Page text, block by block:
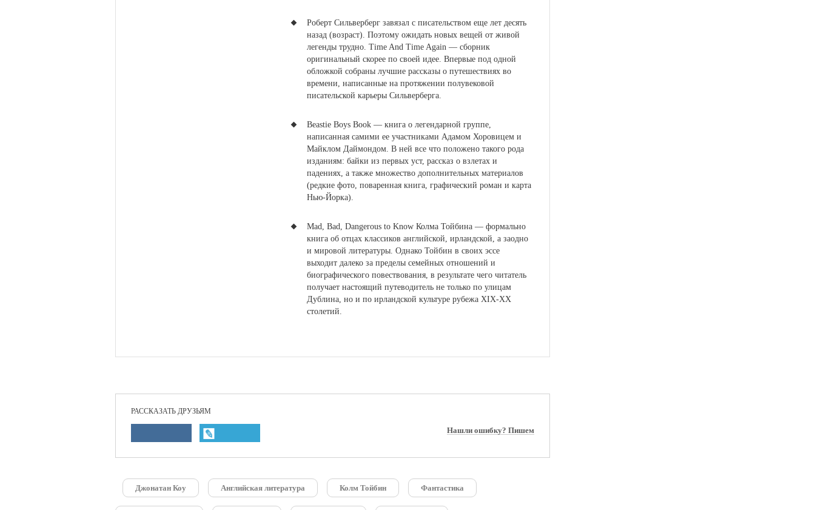
Роберт Сильверберг завязал с писательством еще лет десять
назад (возраст). Поэтому ожидать новых вещей от живой
легенды трудно. Time And Time Again — сборник
оригинальный скорее по своей идее. Впервые под одной
обложкой собраны лучшие рассказы о путешествиях во
времени, написанные на протяжении полувековой
писательской карьеры Сильверберга.
Beastie Boys Book — книга о легендарной группе,
написанная самими ее участниками Адамом Хоровицем и
Майклом Даймондом. В ней все что положено такого рода
изданиям: байки из первых уст, рассказ о взлетах и
падениях, а также множество дополнительных материалов
(редкие фото, поваренная книга, графический роман и карта
Нью-Йорка).
Mad, Bad, Dangerous to Know Колма Тойбина — формально
книга об отцах классиков английской, ирландской, а заодно
и мировой литературы. Однако Тойбин в своих эссе
выходит далеко за пределы семейных отношений и
биографического повествования, в результате чего читатель
получает настоящий путеводитель не только по улицам
Дублина, но и по ирландской культуре рубежа XIX-XX
столетий.
РАССКАЗАТЬ ДРУЗЬЯМ
Нашли ошибку? Пишем
Джонатан Коу Английская литература Колм Тойбин Фантастика